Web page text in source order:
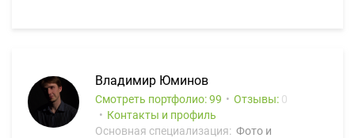
Владимир Юминов
Смотреть портфолио: 99 Отзывы: 0
Контакты и профиль
Основная специализация: Фото и